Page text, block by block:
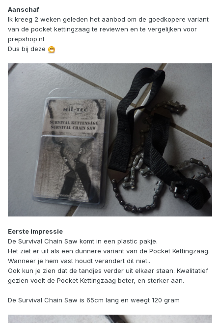
Aanschaf
Ik kreeg 2 weken geleden het aanbod om de goedkopere variant
van de pocket kettingzaag te reviewen en te vergelijken voor
prepshop.nl
Dus bij deze
Eerste impressie
De Survival Chain Saw komt in een plastic pakje.
Het ziet er uit als een dunnere variant van de Pocket Kettingzaag.
Wanneer je hem vast houdt verandert dit niet..
Ook kun je zien dat de tandjes verder uit elkaar staan. Kwalitatief
gezien voelt de Pocket Kettingzaag beter, en sterker aan.
De Survival Chain Saw is 65cm lang en weegt 120 gram